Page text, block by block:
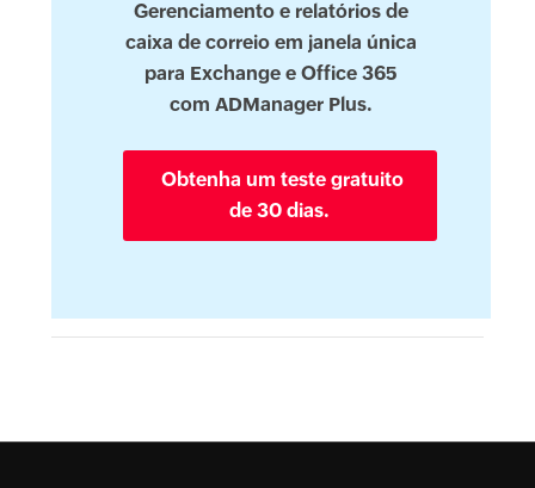
Gerenciamento e relatórios de
caixa de correio em janela única
para Exchange e Office 365
com ADManager Plus.
Obtenha um teste gratuito
de 30 dias.